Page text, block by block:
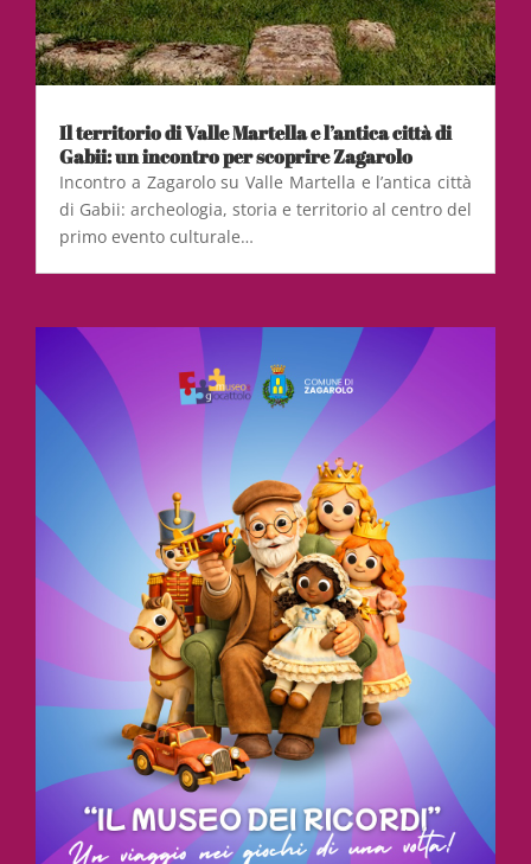
Il territorio di Valle Martella e l’antica città di
Gabii: un incontro per scoprire Zagarolo
Incontro a Zagarolo su Valle Martella e l’antica città
di Gabii: archeologia, storia e territorio al centro del
primo evento culturale…